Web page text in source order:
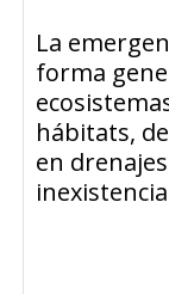
La
forma
hábitats,
en